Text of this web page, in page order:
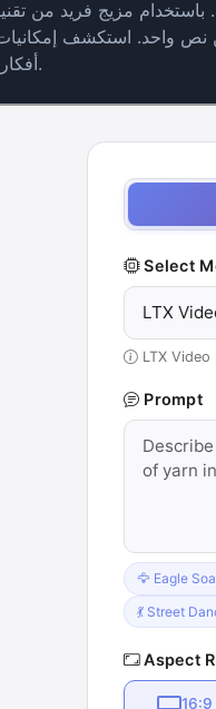
مزيج فريد من
نص واحد. استكشف
أفكارك حقيقة مع استوديو فيدو.